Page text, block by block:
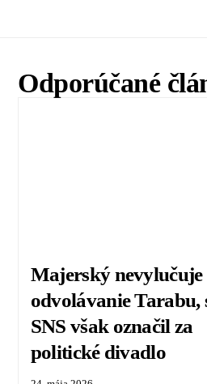
Odporúčané
Majerský nevylučuje
odvolávanie Tarabu,
SNS však označil za
politické divadlo